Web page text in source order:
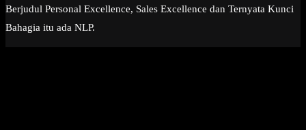
Berjudul Personal Excellence, Sales Excellence dan Ternyata Kunci
Bahagia itu ada NLP.